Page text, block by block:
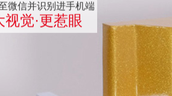
微信并识别进手机端
视觉·更惹眼